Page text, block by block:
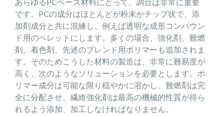
です。PCの成分はほとんどが粉末かチップ状で、添
加剤成分と共に混練し、例えば透明な成形コンパウン
ド用のペレットにします。多くの場合、強化剤、難燃
剤、着色剤、先述のブレンド用ポリマーも追加されま
す。そのためこうした材料の製造は、非常に難易度が
高く、次のようなソリューションを必要とします。ポ
リマー成分は可能な限り穏やかに溶かし、難燃剤は完
全に分配させ、繊維強化剤は最高の機械的性質が得ら
れるよう添加、加工しなければなりません。